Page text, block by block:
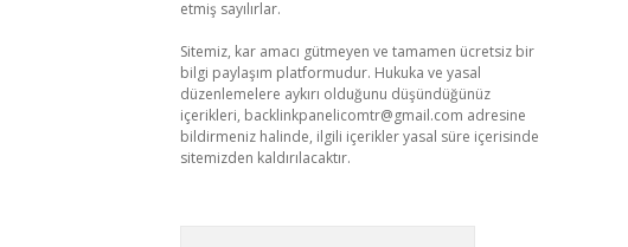
etmiş sayılırlar.
Sitemiz, kar amacı gütmeyen ve tamamen ücretsiz bir
bilgi paylaşım platformudur. Hukuka ve yasal
düzenlemelere aykırı olduğunu düşündüğünüz
içerikleri, backlinkpanelicomtr@gmail.com adresine
bildirmeniz halinde, ilgili içerikler yasal süre içerisinde
sitemizden kaldırılacaktır.